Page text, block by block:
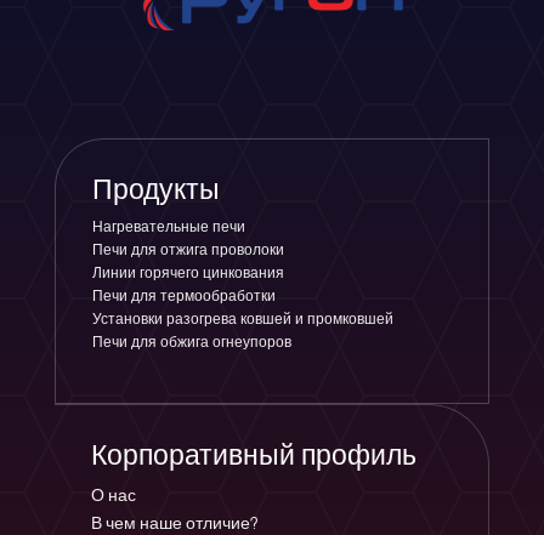
Продукты
Нагревательные печи
Печи для отжига проволоки
Линии горячего цинкования
Печи для термообработки
Установки разогрева ковшей и промковшей
Печи для обжига огнеупоров
Корпоративный профиль
О нас
В чем наше отличие?